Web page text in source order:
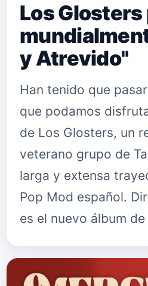
Los
y Atrevido"
Han tenido que
que podamos
de Los Glosters, un
veterano grupo de
larga y extensa
Pop Mod español.
es el nuevo álbum